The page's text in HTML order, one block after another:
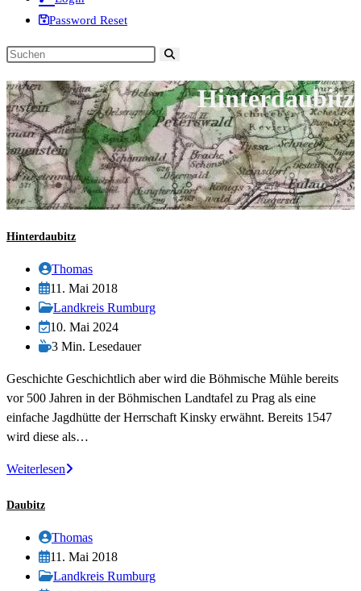
Password Reset
Diese
durchsuchen
Hinterdaubitz
Hinterdaubitz
Beitrags-
Autor:
Thomas
Beitrag
veröffentlicht:
11. Mai 2018
Beitrags-
Kategorie:
Landkreis Rumburg
Beitrag
zuletzt
am:
10. Mai 2024
Lesedauer:
3 Min. Lesedauer
Geschichte Geschichtlich aber wird die Böhmische Mühle bereits
vor 500 Jahren in der Böhmischen Landtafel zu Prag als eine
einfache Jagdhütte der Herrschaft Kinsky erwähnt. Bereits 1547
wird diese als…
WeiterlesenHinterdaubitz
Daubitz
Beitrags-
Autor:
Thomas
Beitrag
veröffentlicht:
11. Mai 2018
Beitrags-
Landkreis Rumburg